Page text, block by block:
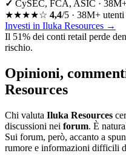
✓ CySEC, FCA, ASIC ·
★★★★☆ 4,4/5 · 38M+
Investi in Iluka Resources →
Il 51% dei conti retail perde
rischio.
Opinioni,
Resources
Chi valuta Iluka Resources
discussioni nei forum. È
Sui forum, però, accanto a
rumore e informazioni difficili